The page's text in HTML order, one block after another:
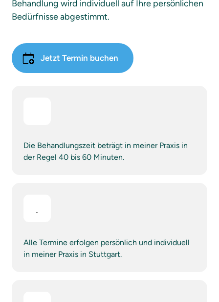
Behandlung wird individuell auf Ihre persönlichen
Bedürfnisse abgestimmt.
Jetzt Termin buchen
Die Behandlungszeit beträgt in meiner Praxis in
der Regel 40 bis 60 Minuten.
Alle Termine erfolgen persönlich und individuell
in meiner Praxis in Stuttgart.